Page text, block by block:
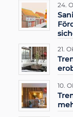
24.
21.
10.